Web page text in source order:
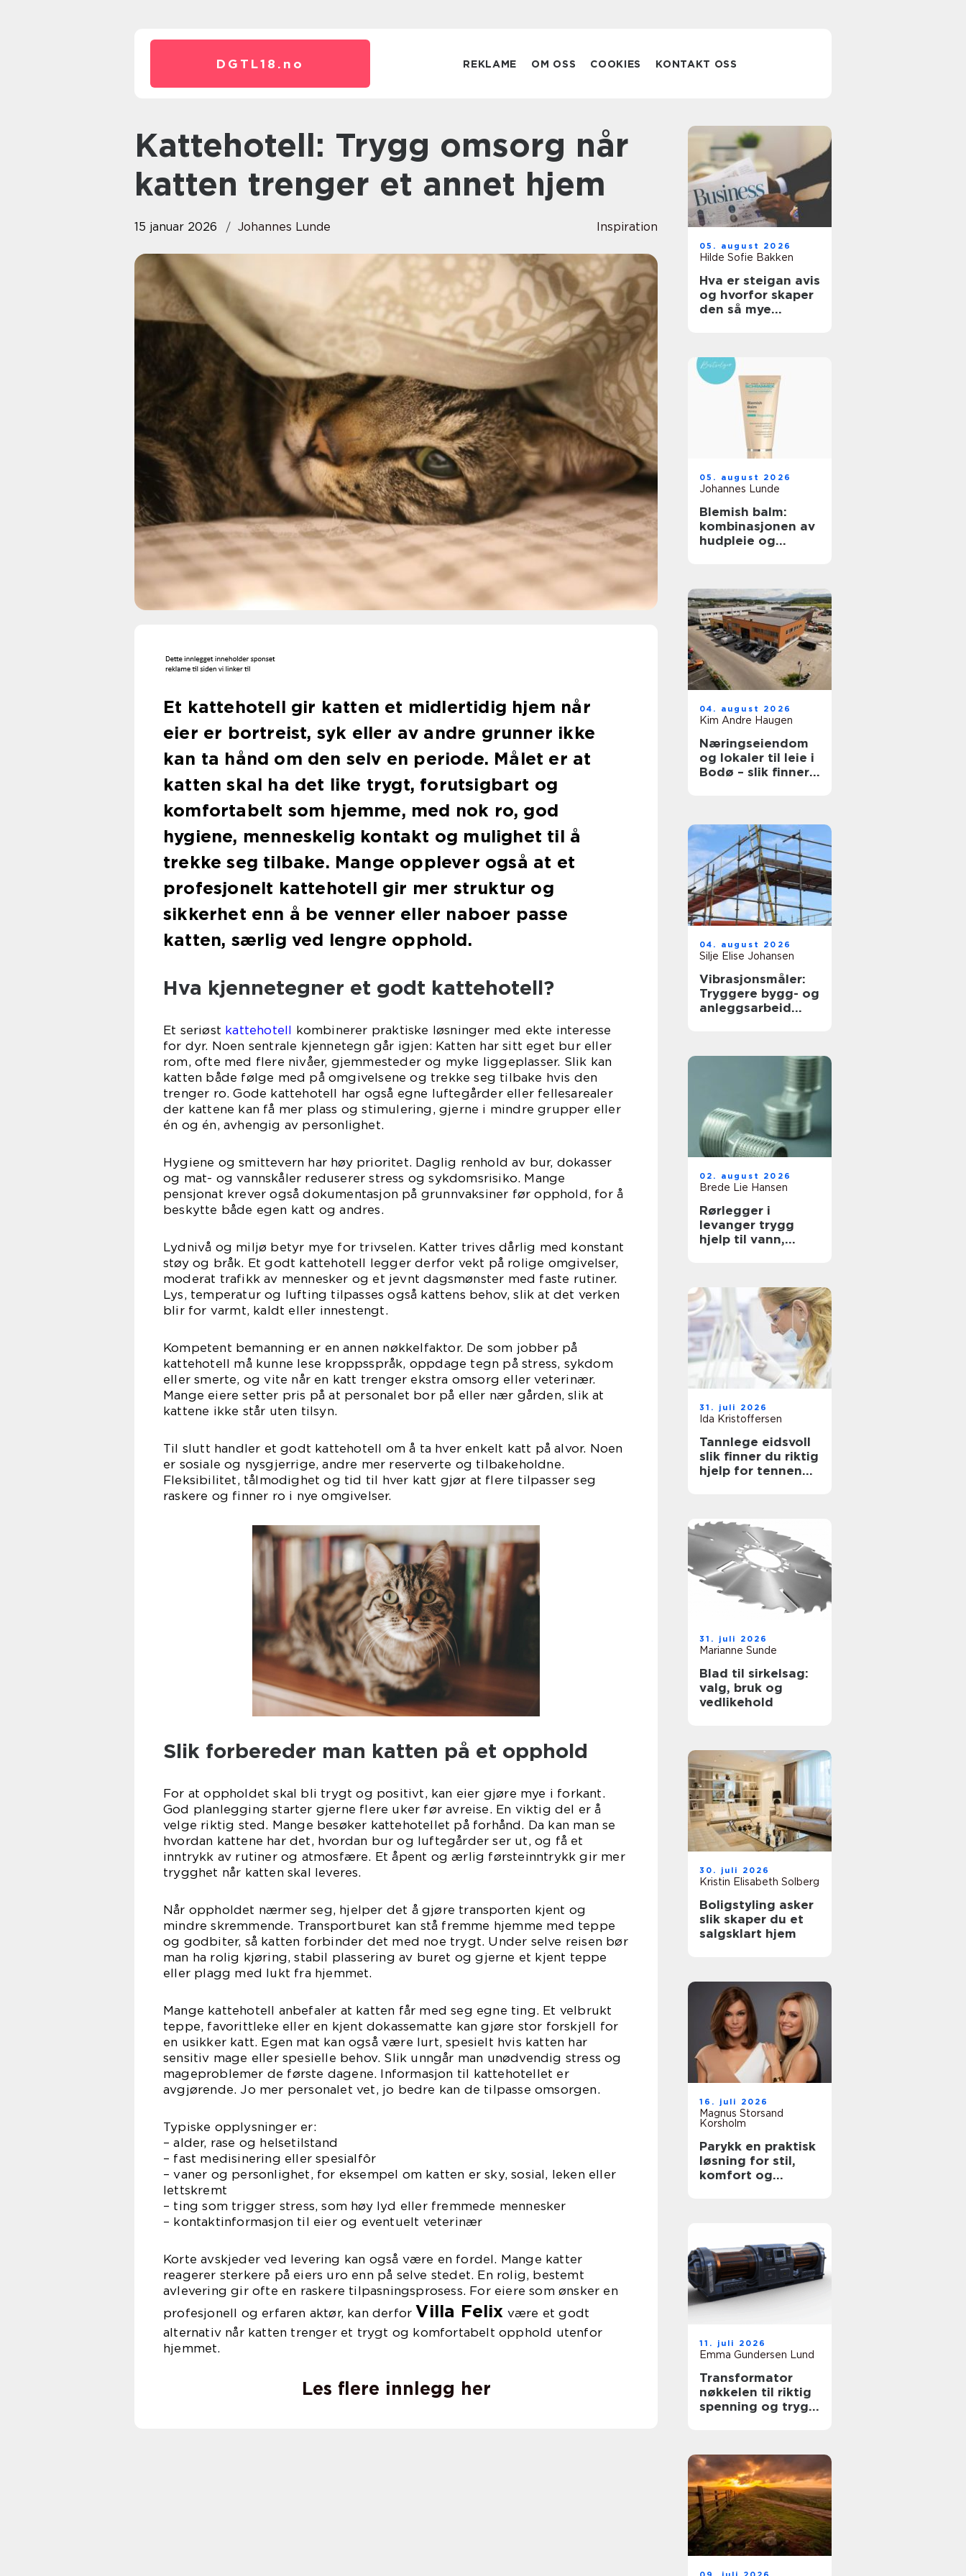
DGTL18. no REKLAME OM OSS COOKIES KONTAKT OSS
Kattehotell: Trygg omsorg når
katten trenger et annet hjem
15 januar 2026 Johannes Lunde Inspiration
Et kattehotell gir katten et midlertidig hjem når
eier er bortreist, syk eller av andre grunner ikke
kan ta hånd om den selv en periode. Målet er at
katten skal ha det like trygt, forutsigbart og
komfortabelt som hjemme, med nok ro, god
hygiene, menneskelig kontakt og mulighet til å
trekke seg tilbake. Mange opplever også at et
profesjonelt kattehotell gir mer struktur og
sikkerhet enn å be venner eller naboer passe
katten, særlig ved lengre opphold.
Hva kjennetegner et godt kattehotell?
Et seriøst kattehotell kombinerer praktiske løsninger med ekte interesse
for dyr. Noen sentrale kjennetegn går igjen: Katten har sitt eget bur eller
rom, ofte med flere nivåer, gjemmesteder og myke liggeplasser. Slik kan
katten både følge med på omgivelsene og trekke seg tilbake hvis den
trenger ro. Gode kattehotell har også egne luftegårder eller fellesarealer
der kattene kan få mer plass og stimulering, gjerne i mindre grupper eller
én og én, avhengig av personlighet.
Hygiene og smittevern har høy prioritet. Daglig renhold av bur, dokasser
og mat- og vannskåler reduserer stress og sykdomsrisiko. Mange
pensjonat krever også dokumentasjon på grunnvaksiner før opphold, for å
beskytte både egen katt og andres.
Lydnivå og miljø betyr mye for trivselen. Katter trives dårlig med konstant
støy og bråk. Et godt kattehotell legger derfor vekt på rolige omgivelser,
moderat trafikk av mennesker og et jevnt dagsmønster med faste rutiner.
Lys, temperatur og lufting tilpasses også kattens behov, slik at det verken
blir for varmt, kaldt eller innestengt.
Kompetent bemanning er en annen nøkkelfaktor. De som jobber på
kattehotell må kunne lese kroppsspråk, oppdage tegn på stress, sykdom
eller smerte, og vite når en katt trenger ekstra omsorg eller veterinær.
Mange eiere setter pris på at personalet bor på eller nær gården, slik at
kattene ikke står uten tilsyn.
Til slutt handler et godt kattehotell om å ta hver enkelt katt på alvor. Noen
er sosiale og nysgjerrige, andre mer reserverte og tilbakeholdne.
Fleksibilitet, tålmodighet og tid til hver katt gjør at flere tilpasser seg
raskere og finner ro i nye omgivelser.
Slik forbereder man katten på et opphold
For at oppholdet skal bli trygt og positivt, kan eier gjøre mye i forkant.
God planlegging starter gjerne flere uker før avreise. En viktig del er å
velge riktig sted. Mange besøker kattehotellet på forhånd. Da kan man se
hvordan kattene har det, hvordan bur og luftegårder ser ut, og få et
inntrykk av rutiner og atmosfære. Et åpent og ærlig førsteinntrykk gir mer
trygghet når katten skal leveres.
Når oppholdet nærmer seg, hjelper det å gjøre transporten kjent og
mindre skremmende. Transportburet kan stå fremme hjemme med teppe
og godbiter, så katten forbinder det med noe trygt. Under selve reisen bør
man ha rolig kjøring, stabil plassering av buret og gjerne et kjent teppe
eller plagg med lukt fra hjemmet.
Mange kattehotell anbefaler at katten får med seg egne ting. Et velbrukt
teppe, favorittleke eller en kjent dokassematte kan gjøre stor forskjell for
en usikker katt. Egen mat kan også være lurt, spesielt hvis katten har
sensitiv mage eller spesielle behov. Slik unngår man unødvendig stress og
mageproblemer de første dagene. Informasjon til kattehotellet er
avgjørende. Jo mer personalet vet, jo bedre kan de tilpasse omsorgen.
Typiske opplysninger er:
– alder, rase og helsetilstand
– fast medisinering eller spesialfôr
– vaner og personlighet, for eksempel om katten er sky, sosial, leken eller
lettskremt
– ting som trigger stress, som høy lyd eller fremmede mennesker
– kontaktinformasjon til eier og eventuelt veterinær
Korte avskjeder ved levering kan også være en fordel. Mange katter
reagerer sterkere på eiers uro enn på selve stedet. En rolig, bestemt
avlevering gir ofte en raskere tilpasningsprosess. For eiere som ønsker en
profesjonell og erfaren aktør, kan derfor Villa Felix være et godt
alternativ når katten trenger et trygt og komfortabelt opphold utenfor
hjemmet.
Les flere innlegg her
05. august 2026
Hilde Sofie Bakken
Hva er steigan avis
og hvorfor skaper
den så mye
05. august 2026
Johannes Lunde
Blemish balm:
kombinasjonen av
hudpleie og
04. august 2026
Kim Andre Haugen
Næringseiendom
og lokaler til leie i
Bodø – slik finner
04. august 2026
Silje Elise Johansen
Vibrasjonsmåler:
Tryggere bygg- og
anleggsarbeid
02. august 2026
Brede Lie Hansen
Rørlegger i
levanger trygg
hjelp til vann,
31. juli 2026
Ida Kristoffersen
Tannlege eidsvoll
slik finner du riktig
hjelp for tennene
31. juli 2026
Marianne Sunde
Blad til sirkelsag:
valg, bruk og
vedlikehold
30. juli 2026
Kristin Elisabeth Solberg
Boligstyling asker
slik skaper du et
salgsklart hjem
16. juli 2026
Magnus Storsand
Korsholm
Parykk en praktisk
løsning for stil,
komfort og
11. juli 2026
Emma Gundersen Lund
Transformator
nøkkelen til riktig
spenning og trygg